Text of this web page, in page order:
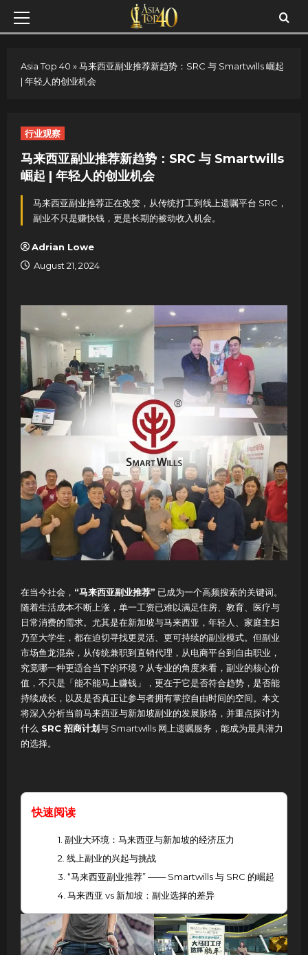
Skip
Primary
Asia Top 40 »马来西亚副业推荐新趋势：SRC 与 Smartwills 崛起
| 年轻人的创业机会
行业观察
马来西亚副业推荐新趋势：SRC 与 Smartwills
崛起 | 年轻人的创业机会
马来西亚副业推荐正在改变，从传统打工到线上遗嘱平台 SRC，
副业不只是赚快钱，更是长期的被动收入机会。
Adrian Lowe
August 21, 2024
在当今社会， “马来西亚副业推荐” 已成为一个高频搜索的关键词。
随着生活成本不断上涨，单一工资已难以满足住房、教育、医疗与
日常消费的需求。尤其是在新加坡与马来西亚，年轻人、家庭主妇
乃至大学生，都在迫切寻找更灵活、更可持续的副业模式。但副业
市场鱼龙混杂，从传统兼职到直销代理，从电商平台到自由职业，
究竟哪一种更适合当下的环境？从专业的角度来看，副业的核心价
值，不只是「能不能马上赚钱」，更在于它是否符合趋势，是否能
持续成长，以及是否真正让参与者拥有掌控自由时间的空间。本文
将深入分析当前马来西亚与新加坡副业的发展脉络，并重点探讨为
什么 SRC 招商计划与 Smartwills 网上遗嘱服务，能成为最具潜力
的选择。
快速阅读
1. 副业大环境：马来西亚与新加坡的经济压力
2. 线上副业的兴起与挑战
3. “马来西亚副业推荐” —— Smartwills 与 SRC 的崛起
4. 马来西亚 vs 新加坡：副业选择的差异